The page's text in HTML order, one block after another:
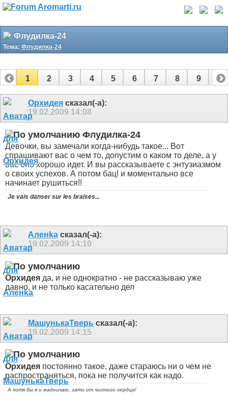
Флудилка-24
Тема: Флудилка-24
1 2 3 4 5 6 7 8 9 10
11 14
Орхидея сказал(-а):
19.02.2009 14:08
Флудилка-24
Девочки, вы замечали когда-нибудь такое... Вот
спрашивают вас о чем то, допустим о каком то деле, а у
вас оно хорошо идет. И вы рассказываете с энтузиазмом
о своих успехов. А потом бац! и моментально все
начинает рушиться!!
Je vais danser sur les braises...
Аленka сказал(-а):
19.02.2009 14:10
Орхидея да, и не однократно - не рассказываю уже
давно, и не только касательно дел
МашунькаТверь сказал(-а):
19.02.2009 14:15
Орхидея постоянно такое, даже стараюсь ни о чем не
распространяться, пока не получится как надо.
А хотя бы я и жадничаю, зато от чистого сердца!